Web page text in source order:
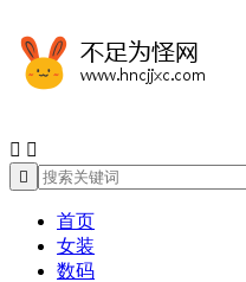
 

首页
女装
数码